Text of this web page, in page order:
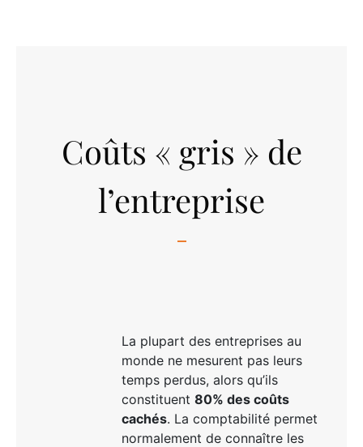
Coûts « gris » de
l’entreprise
La plupart des entreprises au
monde ne mesurent pas leurs
temps perdus, alors qu’ils
constituent 80% des coûts
cachés. La comptabilité permet
normalement de connaître les